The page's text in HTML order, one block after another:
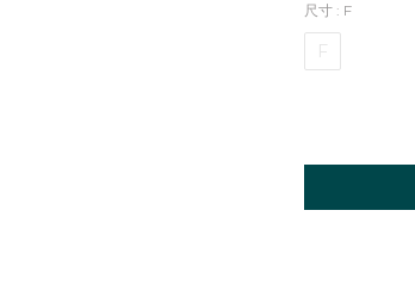
尺寸 : F
F